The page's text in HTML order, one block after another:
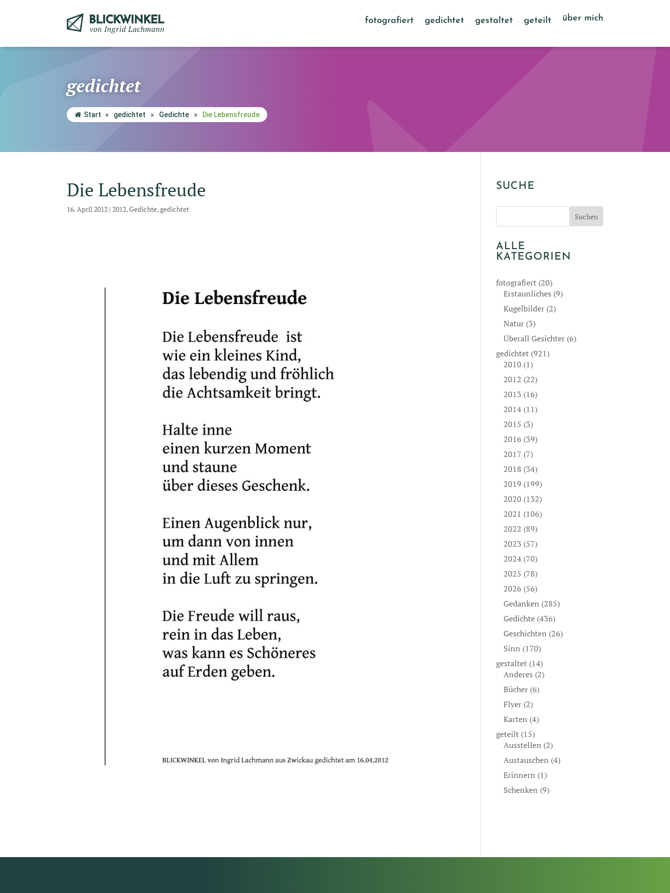
fotografiert gedichtet gestaltet geteilt über mich
gedichtet
Start » gedichtet » Gedichte » Die Lebensfreude
Die Lebensfreude
16. April 2012 |2012,Gedichte,gedichtet
SUCHE
ALLE
KATEGORIEN
fotografiert(20)
Erstaunliches (9)
Kugelbilder(2)
Natur(3)
Überall Gesichter(6)
gedichtet(921)
2010 (1)
2012 (22)
2013 (16)
2014(11)
2015 (3)
2016 (39)
2017 (7)
2018 (34)
2019 (199)
2020 (132)
2021 (106)
2022 (89)
2023 (57)
2024(70)
2025 (78)
2026 (56)
Gedanken (285)
Gedichte(436)
Geschichten (26)
Sinn (170)
gestaltet(14)
Anderes (2)
Bücher(6)
Flyer(2)
Karten (4)
geteilt(15)
Ausstellen (2)
Austauschen (4)
Erinnern (1)
Schenken (9)